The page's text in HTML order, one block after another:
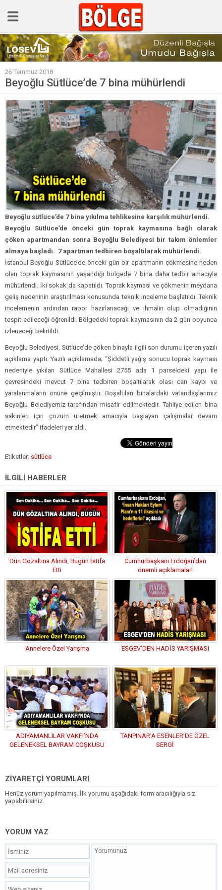
GÜNCEL
POLİTİKA
Polis & Adliye
SPOR
EKONOMİ
YAZARLAR
Sağlık & Yaşam
Kültür & Sanat
EĞİTİM
Müzik & Magazin
26 Temmuz 2018
Beyoğlu Sütlüce’de 7 bina mühürlendi
Beyoğlu sütlüce’de 7 bina yıkılma tehlikesine karşılık mühürlendi.
Beyoğlu Sütlüce’de önceki gün toprak kaymasına bağlı olarak
çöken apartmandan sonra Beyoğlu Belediyesi bir takım önlemler
almaya başladı. 7 apartman tedbiren boşaltılarak mühürlendi.
İstanbul Beyoğlu Sütlüce’de önceki gün bir apartmanın çökmesine neden
olan toprak kaymasının yaşandığı bölgede 7 bina daha tedbir amacıyla
mühürlendi. İki sokak da kapatıldı. Toprak kayması ve çökmenin meydana
geliş nedeninin araştırılması konusunda teknik inceleme başlatıldı. Teknik
incelemenin ardından rapor hazırlanacağı ve ihmalin olup olmadığının
tespit edileceği öğrenildi. Bölgedeki toprak kaymasının da 2 gün boyunca
izleneceği belirtildi.
Beyoğlu Belediyesi, Sütlüce’de çöken binayla ilgili son durumu içeren yazılı
açıklama yaptı. Yazılı açıklamada; “Şiddetli yağış sonucu toprak kayması
nedeniyle yıkılan Sütlüce Mahallesi 2755 ada 1 parseldeki yapı ile
çevresindeki mevcut 7 bina tedbiren boşaltılarak olası can kaybı ve
yaralanmaların önüne geçilmiştir. Boşaltılan binalardaki vatandaşlarımız
Beyoğlu Belediyemiz tarafından misafir edilmektedir. Tahliye edilen bina
sakinleri için çözüm üretmek amacıyla başlayan çalışmalar devam
etmektedir” ifadeleri yer aldı.
Etiketler: sütlüce
İLGİLİ HABERLER
Dün Gözaltına Alındı, Bugün İstifa
Etti
Cumhurbaşkanı Erdoğan’dan
önemli açıklamalar!
Annelere Özel Yarışma ESGEV’DEN HADİS YARIŞMASI
ADIYAMANLILAR VAKFI’NDA
GELENEKSEL BAYRAM COŞKUSU
TANPINAR’A ESENLER’DE ÖZEL
SERGİ
ZİYARETÇİ YORUMLARI
Henüz yorum yapılmamış. İlk yorumu aşağıdaki form aracılığıyla siz
yapabilirsiniz.
YORUM YAZ